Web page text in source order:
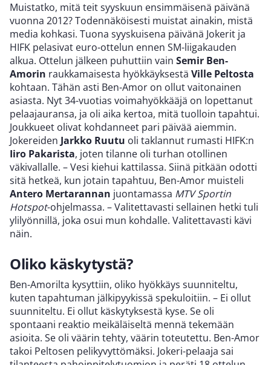
Muistatko, mitä teit syyskuun ensimmäisenä päivänä
vuonna 2012? Todennäköisesti muistat ainakin, mistä
media kohkasi. Tuona syyskuisena päivänä Jokerit ja
HIFK pelasivat euro-ottelun ennen SM-liigakauden
alkua. Ottelun jälkeen puhuttiin vain Semir Ben-
Amorin raukkamaisesta hyökkäyksestä Ville Peltosta
kohtaan. Tähän asti Ben-Amor on ollut vaitonainen
asiasta. Nyt 34-vuotias voimahyökkääjä on lopettanut
pelaajauransa, ja oli aika kertoa, mitä tuolloin tapahtui.
Joukkueet olivat kohdanneet pari päivää aiemmin.
Jokereiden Jarkko Ruutu oli taklannut rumasti HIFK:n
Iiro Pakarista, joten tilanne oli turhan otollinen
väkivallalle. – Vesi kiehui kattilassa. Siinä pitkään odotti
sitä hetkeä, kun jotain tapahtuu, Ben-Amor muisteli
Antero Mertarannan juontamassa MTV Sportin
Hotspot-ohjelmassa. – Valitettavasti sellainen hetki tuli
ylilyönnillä, joka osui mun kohdalle. Valitettavasti kävi
näin.
Oliko käskytystä?
Ben-Amorilta kysyttiin, oliko hyökkäys suunniteltu,
kuten tapahtuman jälkipyykissä spekuloitiin. – Ei ollut
suunniteltu. Ei ollut käskytyksestä kyse. Se oli
spontaani reaktio meikäläiseltä mennä tekemään
asioita. Se oli väärin tehty, väärin toteutettu. Ben-Amor
takoi Peltosen pelikyvyttömäksi. Jokeri-pelaaja sai